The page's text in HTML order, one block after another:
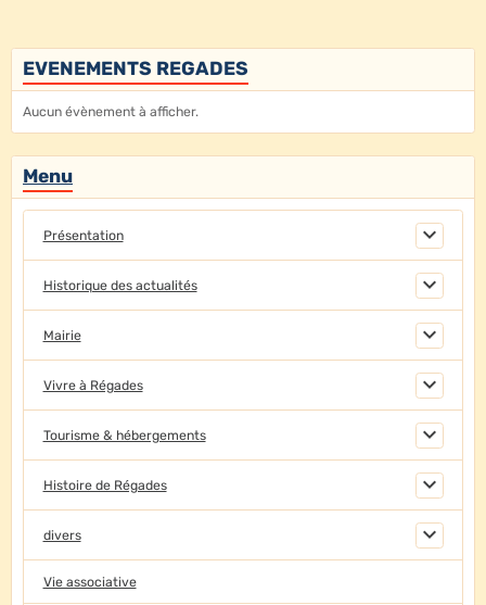
EVENEMENTS REGADES
Aucun évènement à afficher.
Menu
Présentation
Historique des actualités
Mairie
Vivre à Régades
Tourisme & hébergements
Histoire de Régades
divers
Vie associative